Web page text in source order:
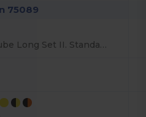
75089
Lanyard Tube Long Set II. Standardmodelle